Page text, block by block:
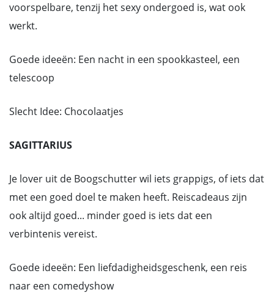
voorspelbare, tenzij het sexy ondergoed is, wat ook
werkt.
Goede ideeën: Een nacht in een spookkasteel, een
telescoop
Slecht Idee: Chocolaatjes
SAGITTARIUS
Je lover uit de Boogschutter wil iets grappigs, of iets dat
met een goed doel te maken heeft. Reiscadeaus zijn
ook altijd goed... minder goed is iets dat een
verbintenis vereist.
Goede ideeën: Een liefdadigheidsgeschenk, een reis
naar een comedyshow